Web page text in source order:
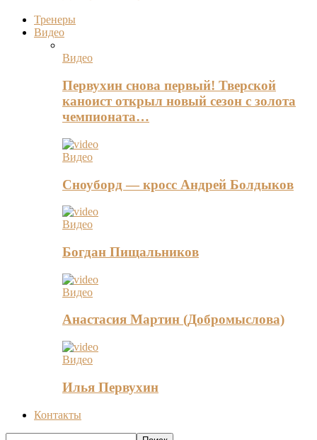
Тренеры
Видео
Видео
Первухин снова первый! Тверской
каноист открыл новый сезон с золота
чемпионата…
Видео
Сноуборд — кросс Андрей Болдыков
Видео
Богдан Пищальников
Видео
Анастасия Мартин (Добромыслова)
Видео
Илья Первухин
Контакты